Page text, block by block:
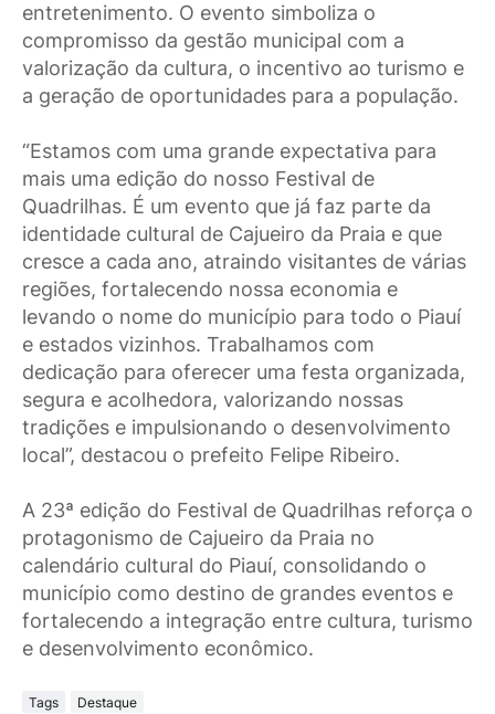
entretenimento. O evento simboliza o
compromisso da gestão municipal com a
valorização da cultura, o incentivo ao turismo e
a geração de oportunidades para a população.
“Estamos com uma grande expectativa para
mais uma edição do nosso Festival de
Quadrilhas. É um evento que já faz parte da
identidade cultural de Cajueiro da Praia e que
cresce a cada ano, atraindo visitantes de várias
regiões, fortalecendo nossa economia e
levando o nome do município para todo o Piauí
e estados vizinhos. Trabalhamos com
dedicação para oferecer uma festa organizada,
segura e acolhedora, valorizando nossas
tradições e impulsionando o desenvolvimento
local”, destacou o prefeito Felipe Ribeiro.
A 23ª edição do Festival de Quadrilhas reforça o
protagonismo de Cajueiro da Praia no
calendário cultural do Piauí, consolidando o
município como destino de grandes eventos e
fortalecendo a integração entre cultura, turismo
e desenvolvimento econômico.
Tags Destaque